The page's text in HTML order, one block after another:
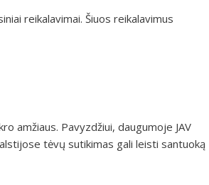
reikalavimai. Šiuos reikalavimus
amžiaus. Pavyzdžiui, daugumoje JAV
tėvų sutikimas gali leisti santuoką